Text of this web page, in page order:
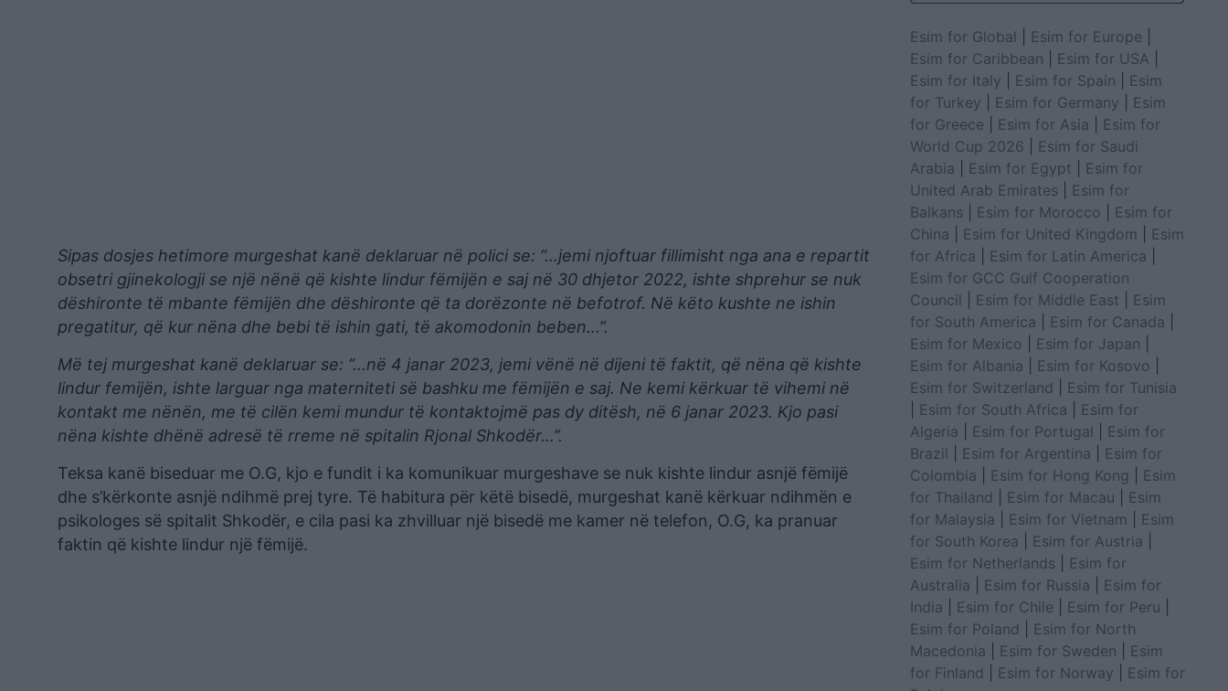
Sipas dosjes hetimore murgeshat kanë deklaruar në polici se: “…jemi njoftuar fillimisht nga ana e repartit
obsetri gjinekologji se një nënë që kishte lindur fëmijën e saj në 30 dhjetor 2022, ishte shprehur se nuk
dëshironte të mbante fëmijën dhe dëshironte që ta dorëzonte në befotrof. Në këto kushte ne ishin
pregatitur, që kur nëna dhe bebi të ishin gati, të akomodonin beben…”.
Më tej murgeshat kanë deklaruar se: “…në 4 janar 2023, jemi vënë në dijeni të faktit, që nëna që kishte
lindur femijën, ishte larguar nga materniteti së bashku me fëmijën e saj. Ne kemi kërkuar të vihemi në
kontakt me nënën, me të cilën kemi mundur të kontaktojmë pas dy ditësh, në 6 janar 2023. Kjo pasi
nëna kishte dhënë adresë të rreme në spitalin Rjonal Shkodër…”.
Teksa kanë biseduar me O.G, kjo e fundit i ka komunikuar murgeshave se nuk kishte lindur asnjë fëmijë
dhe s’kërkonte asnjë ndihmë prej tyre. Të habitura për këtë bisedë, murgeshat kanë kërkuar ndihmën e
psikologes së spitalit Shkodër, e cila pasi ka zhvilluar një bisedë me kamer në telefon, O.G, ka pranuar
faktin që kishte lindur një fëmijë.
Esim for Global Esim for Europe
Esim for Caribbean
Esim for USA
Esim for Italy
Esim for Spain
Esim
for Turkey
Esim for Germany
Esim
for Greece
Esim for Asia
Esim for
World Cup 2026
Esim for Saudi
Arabia
Esim for Egypt
Esim for
United Arab Emirates
Esim for
Balkans
Esim for Morocco
Esim for
China
Esim for United Kingdom
Esim
for Africa
Esim for Latin America
Esim for GCC Gulf Cooperation
Council
Esim for Middle East
Esim
for South America
Esim for Canada
Esim for Mexico
Esim for Japan
Esim for Albania
Esim for Kosovo
Esim for Switzerland
Esim for Tunisia
Esim for South Africa
Esim for
Algeria
Esim for Portugal
Esim for
Brazil
Esim for Argentina
Esim for
Colombia
Esim for Hong Kong
Esim
for Thailand
Esim for Macau
Esim
for Malaysia
Esim for Vietnam
Esim
for South Korea
Esim for Austria
Esim for Netherlands
Esim for
Australia
Esim for Russia
Esim for
India
Esim for Chile Esim for Peru
Esim for Poland
Esim for North
Macedonia
Esim for Sweden
Esim
for Finland
Esim for Norway
Esim for